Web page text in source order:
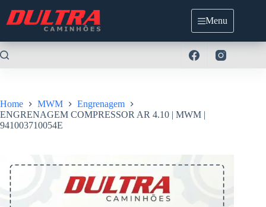
para
Menu
Home MWM
Engrenagem
ENGRENAGEM COMPRESSOR AR 4.10 | MWM |
941003710054E